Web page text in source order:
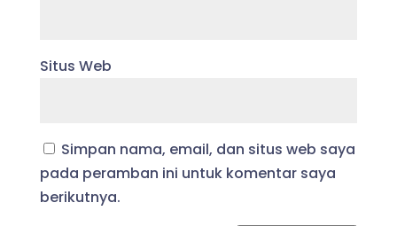
Situs Web
Simpan nama, email, dan situs web saya
pada peramban ini untuk komentar saya
berikutnya.